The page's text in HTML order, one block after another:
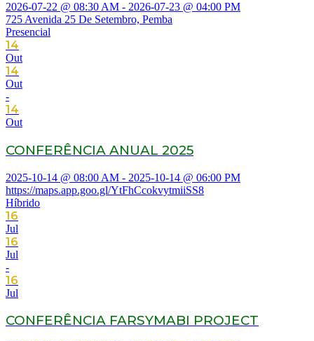
2026-07-22 @ 08:30 AM - 2026-07-23 @ 04:00 PM
725 Avenida 25 De Setembro, Pemba
Presencial
14
Out
14
Out
-
14
Out
CONFERÊNCIA ANUAL 2025
2025-10-14 @ 08:00 AM - 2025-10-14 @ 06:00 PM
https://maps.app.goo.gl/YtFhCcokvytmiiSS8
Híbrido
16
Jul
16
Jul
-
16
Jul
CONFERÊNCIA FARSYMABI PROJECT